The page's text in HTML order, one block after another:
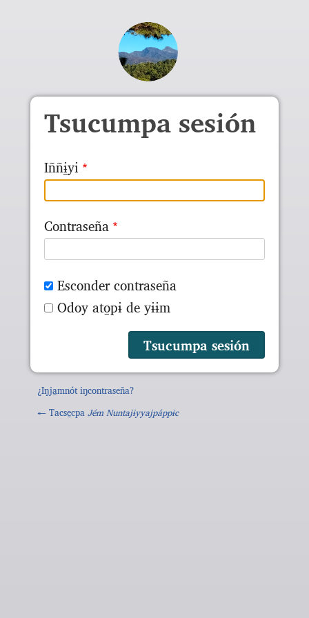
Tsucumpa sesión
Iññɨ̱yi
Contraseña
Esconder contraseña
Odoy ato̱pɨ de yɨɨm
¿Iŋja̱mnót iŋcontraseña?
← Tacse̱cpa Jém Nuntajɨyyajpáppɨc